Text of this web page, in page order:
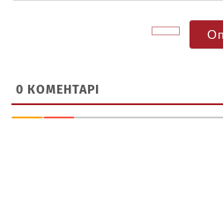
0 КОМЕНТАРІ